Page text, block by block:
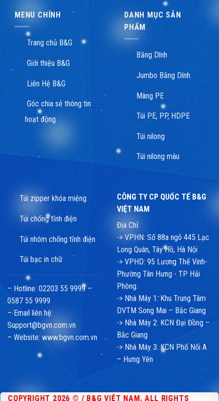
MENU CHÍNH
Trang chủ B&G
Giới thiệu B&G
Liên Hệ B&G
Góc chia sẻ thông tin
hoạt động
DANH MỤC SẢN
PHẨM
Băng Dính
Jumbo Băng Dính
Màng PE
Túi PE, PP, HDPE
Túi nilong
Túi nilong màu
Túi zipper khóa miệng
Túi chống tĩnh điện
Túi nhôm chống tĩnh điện
Túi bạc in chữ
– Hotline: 02203 55 9999 –
0587 55 9999
– Email liên hệ:
Support@bgvn.com.vn
– Website: www.bgvn.com.vn
CÔNG TY CP QUỐC TẾ B&G
VIỆT NAM
Địa Chỉ:
-> VPHN: Số 88a ngõ 445 Lạc
Long Quân, Tây Hồ, Hà Nội
-> VPHD: 95 Lương Thế Vinh-
Phường Tân Hưng - TP Hải
Phòng.
-> Nhà Máy 1: Khu Trung Tâm
DVTM Song Mai – Bắc Giang
-> Nhà Máy 2: KCN Đại Đồng –
Bắc Giang
-> Nhà Máy 3: KCN Phố Nối A
– Hưng Yên
COPYRIGHT 2026 © / B&G VIỆT NAM. ALL RIGHTS